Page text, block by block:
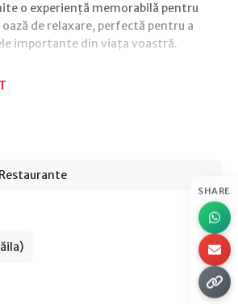
SHARE
o experiență memorabilă pentru
de relaxare, perfectă pentru a
importante din viața voastră.